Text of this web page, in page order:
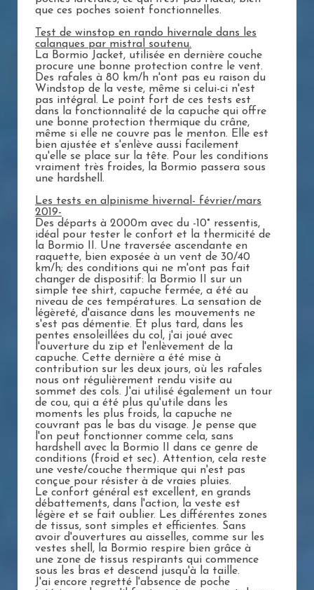
que ces poches soient fonctionnelles.
Test de winstop en rando hivernale dans les
calanques par mistral soutenu.
La Bormio Jacket, utilisée en dernière couche
procure une bonne protection contre le vent.
Des rafales à 80 km/h n'ont pas eu raison du
Windstop de la veste, même si celui-ci n'est
pas intégral. Le point fort de ces tests est
dans la fonctionnalité de la capuche qui offre
une bonne protection thermique du crâne,
même si elle ne couvre pas le menton. Elle est
bien ajustée et s'enlève aussi facilement
qu'elle se place sur la tête. Pour les conditions
vraiment très froides, la Bormio passera sous
une hardshell.
Les tests en alpinisme hivernal- février/mars
2019-
Des départs à 2000m avec du -10° ressentis,
idéal pour tester le confort et la thermicité de
la Bormio II. Une traversée ascendante en
raquette, bien exposée à un vent de 30/40
km/h; des conditions qui ne m'ont pas fait
changer de dispositif: la Bormio II sur un
simple tee shirt, capuche fermée, a été au
niveau de ces températures. La sensation de
légèreté, d'aisance dans les mouvements ne
s'est pas démentie. Et plus tard, dans les
pentes ensoleillées du col, j'ai joué avec
l'ouverture du zip et l'enlèvement de la
capuche. Cette dernière a été mise à
contribution sur les deux jours, où les rafales
nous ont régulièrement rendu visite au
sommet des cols. J'ai utilisé également un tour
de cou, qui a été plus qu'utile dans les
moments les plus froids, la capuche ne
couvrant pas le bas du visage. Je pense que
l'on peut fonctionner comme cela, sans
hardshell avec la Bormio II dans ce genre de
conditions (froid et sec). Attention, cela reste
une veste/couche thermique qui n'est pas
conçue pour résister à de vraies pluies.
Le confort général est excellent, en grands
débattements, dans l'action, la veste est
légère et se fait oublier. Les différentes zones
de tissus, sont simples et efficientes. Sans
avoir d'ouvertures au aisselles, comme sur les
vestes shell, la Bormio respire bien grâce à
une zone de tissus respirants qui commence
sous les bras et descend jusqu'à la taille.
J'ai encore regretté l'absence de poche